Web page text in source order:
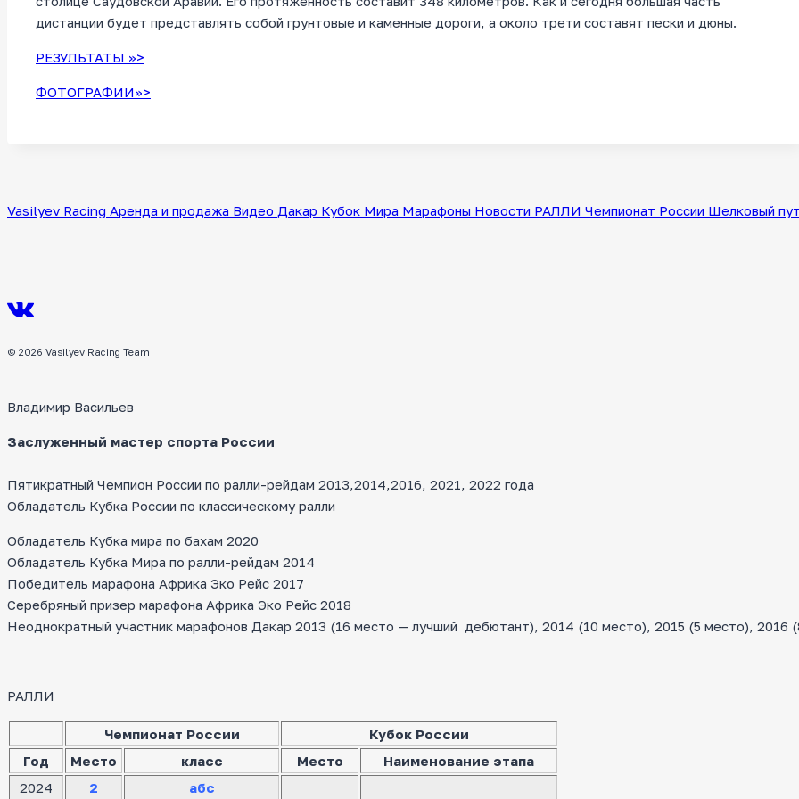
дистанции будет представлять собой грунтовые и каменные дороги, а около трети составят пески и дюны.
РЕЗУЛЬТАТЫ >>>
ФОТОГРАФИИ>>>
Vasilyev Racing Аренда и продажа Видео Дакар Кубок Мира Марафоны Новости РАЛЛИ Чемпионат России Шелковый
© 2026 Vasilyev Racing Team
Владимир Васильев
Заслуженный мастер спорта России
Пятикратный Чемпион России по ралли-рейдам 2013,2014,2016, 2021, 2022 года
Обладатель Кубка России по классическому ралли
Обладатель Кубка мира по бахам 2020
Обладатель Кубка Мира по ралли-рейдам 2014
Победитель марафона Африка Эко Рейс 2017
Серебряный призер марафона Африка Эко Рейс 2018
Неоднократный участник марафонов Дакар 2013 (16 место — лучший дебютант), 2014 (10 место), 2015 (5 место), 2016
РАЛЛИ
Чемпионат России
Кубок России
Год
Место класс Место
Наименование этапа
2024
2 абс